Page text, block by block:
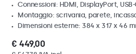
Connessioni: HDMI, DisplayPort, USB-
Montaggio: scrivania, parete,
Dimensioni esterne: 384 x 317 x 46
€ 449,00